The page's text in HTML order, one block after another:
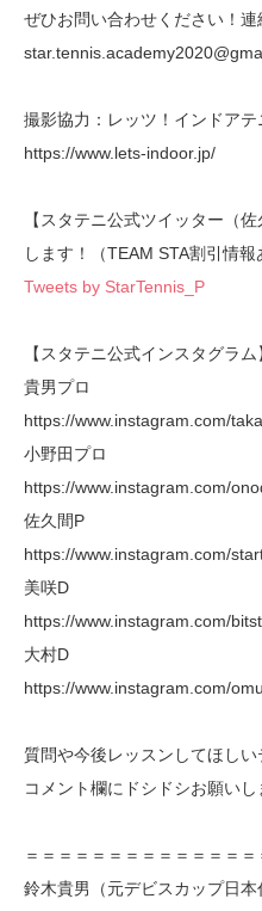
ぜひお問い合わせください！連
撮影協力：レッツ！インドア
https://www.lets-indoor.jp/
【スタテニ公式ツイッター（
します！（TEAM STA割引情報
Tweets by StarTennis_P
【スタテニ公式インスタグラ
貴男プロ
https://www.instagram.com/
小野田プロ
https://www.instagram.com/
佐久間P
https://www.instagram.com/
美咲D
https://www.instagram.com/
大村D
https://www.instagram.com/
質問や今後レッスンしてほしい
コメント欄にドシドシお願いし
＝＝＝＝＝＝＝＝＝＝＝＝＝
鈴木貴男（元デビスカップ日本